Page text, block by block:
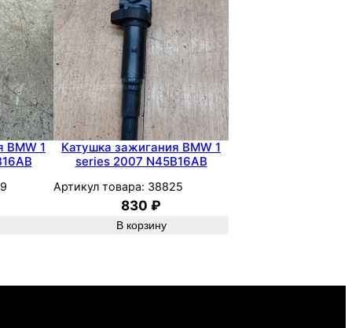
BMW 1
Катушка зажигания BMW 1
series 2007 N45B16AB
Артикул товара: 38825
830 ₽
В корзину